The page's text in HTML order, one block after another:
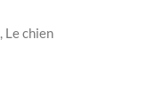
, Le chien